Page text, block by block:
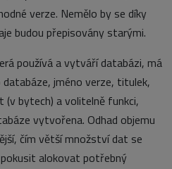
verze. Nemělo by se díky
budou přepisovány starými.
používá a vytváří databázi, má
jméno verze, titulek,
(v bytech) a volitelně funkci,
vytvořena. Odhad objemu
čím větší množství dat se
alokovat potřebný